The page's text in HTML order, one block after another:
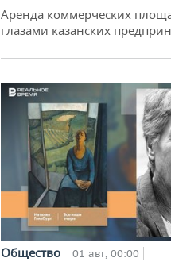
Аренда коммерческих
глазами казанских
Общество 01 авг, 00:00